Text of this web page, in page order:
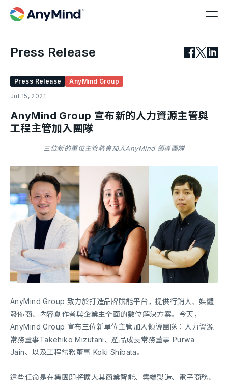
Press Release
Press Release
AnyMind Group
Jul 15, 2021
AnyMind Group 宣布新的人力資源主管與
工程主管加入團隊
三位新的單位主管將會加入AnyMind 領導團隊
AnyMind Group 致力於打造品牌賦能平台，提供行銷人、媒體
發佈商、內容創作者與企業主全面的數位解決方案。今天，
AnyMind Group 宣布三位新單位主管加入領導團隊：人力資源
常務董事Takehiko Mizutani、產品成長常務董事 Purwa
Jain、以及工程常務董事 Koki Shibata。
這些任命是在集團即將擴大其商業智能、雲端製造、電子商務、